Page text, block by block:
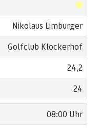
Nikolaus Limburger
Golfclub Klockerhof
24,2
24
08:00 Uhr